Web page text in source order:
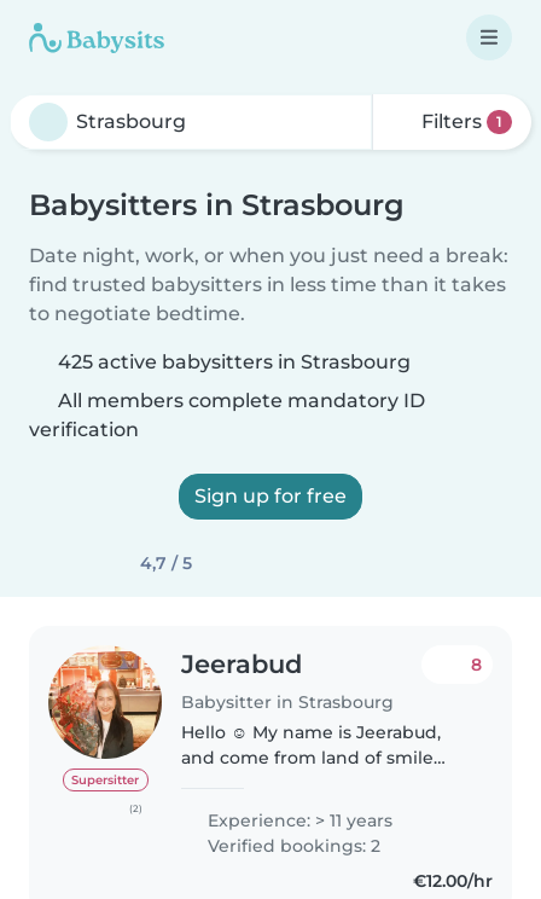
Filters 1
Babysitters in Strasbourg
Date night, work, or when you just need a break:
find trusted babysitters in less time than it takes
to negotiate bedtime.
425 active babysitters in Strasbourg
All members complete mandatory ID
verification
Sign up for free
4,7 / 5
Supersitter
(2)
Jeerabud
Babysitter in Strasbourg
8
Hello ☺️ My name is Jeerabud,
and come from land of smile
looking for babysitting jobs
during school holidays or with
flexible hours. If you need a
Experience: > 11 years
Verified bookings: 2
€12.00/hr